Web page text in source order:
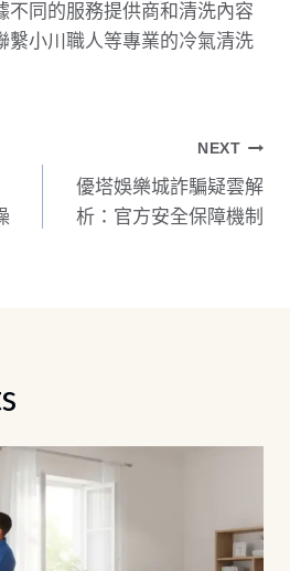
不同的服務提供商和清洗內容
繫小川職人等專業的冷氣清洗
NEXT
優塔娛樂城詐騙疑雲解
析：官方安全保障機制